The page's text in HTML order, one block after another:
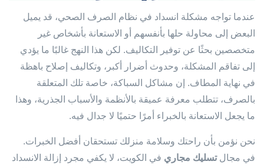
عندما تواجه مشكلة انسداد في نظام الصرف الصحي، قد يميل
البعض إلى محاولة حلها بأنفسهم أو الاستعانة بأشخاص غير
متخصصين بحثًا عن توفير التكاليف. لكن هذا النهج غالبًا ما يؤدي
إلى تفاقم المشكلة، وحدوث أضرار أكبر، وتكاليف إصلاح باهظة
في نهاية المطاف. إن مشاكل السباكة، خاصة تلك المتعلقة
بالصرف، تتطلب معرفة عميقة بالأنظمة والأسباب الجذرية، وهذا
ما يجعل الاستعانة بالخبراء أمرًا حتميًا لا جدال فيه.
نحن نؤمن بأن راحتك وسلامة منزلك تستحقان أفضل الخبرات.
في مجالتسليك مجاري في الكويت، لا يكفي مجرد إزالة الانسداد